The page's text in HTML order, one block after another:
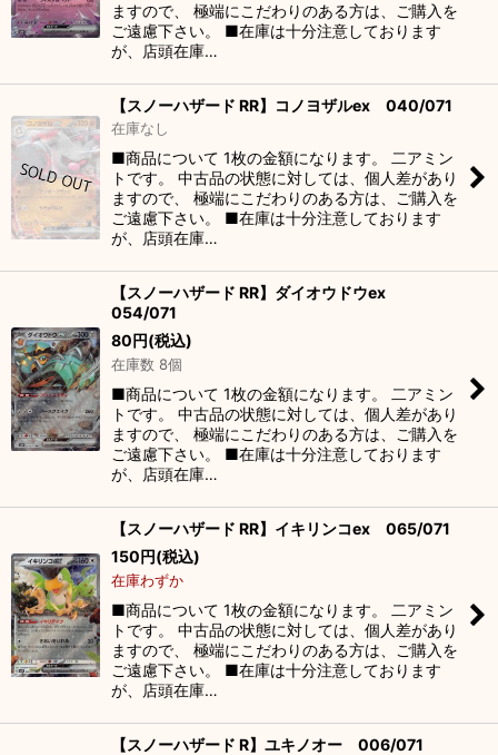
ますので、 極端にこだわりのある方は、ご購入を
ご遠慮下さい。 ■在庫は十分注意しております
が、店頭在庫…
【スノーハザード RR】コノヨザルex 040/071
在庫なし
■商品について 1枚の金額になります。 二アミン
トです。 中古品の状態に対しては、個人差があり
ますので、 極端にこだわりのある方は、ご購入を
ご遠慮下さい。 ■在庫は十分注意しております
が、店頭在庫…
【スノーハザード RR】ダイオウドウex
054/071
80円(税込)
在庫数 8個
■商品について 1枚の金額になります。 二アミン
トです。 中古品の状態に対しては、個人差があり
ますので、 極端にこだわりのある方は、ご購入を
ご遠慮下さい。 ■在庫は十分注意しております
が、店頭在庫…
【スノーハザード RR】イキリンコex 065/071
150円(税込)
在庫わずか
■商品について 1枚の金額になります。 二アミン
トです。 中古品の状態に対しては、個人差があり
ますので、 極端にこだわりのある方は、ご購入を
ご遠慮下さい。 ■在庫は十分注意しております
が、店頭在庫…
【スノーハザード R】ユキノオー 006/071